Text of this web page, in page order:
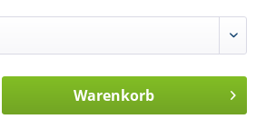
Warenkorb